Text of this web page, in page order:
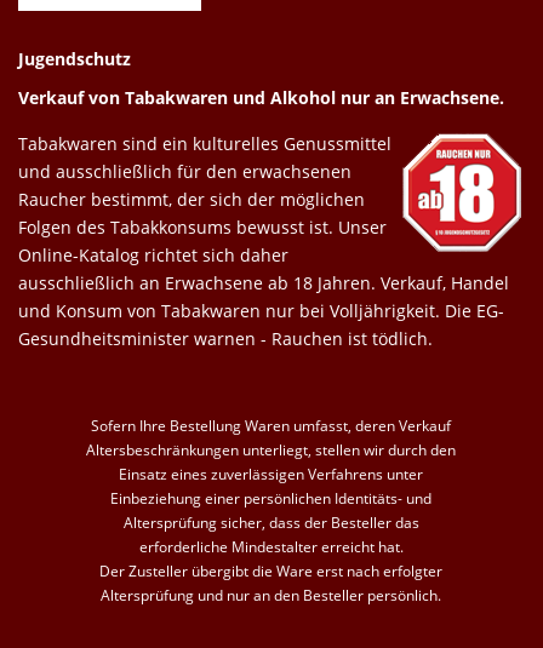
Jugendschutz
Verkauf von Tabakwaren und Alkohol nur an Erwachsene.
Tabakwaren sind ein kulturelles Genussmittel
und ausschließlich für den erwachsenen
Raucher bestimmt, der sich der möglichen
Folgen des Tabakkonsums bewusst ist. Unser
Online-Katalog richtet sich daher
ausschließlich an Erwachsene ab 18 Jahren. Verkauf, Handel
und Konsum von Tabakwaren nur bei Volljährigkeit. Die EG-
Gesundheitsminister warnen - Rauchen ist tödlich.
Sofern Ihre Bestellung Waren umfasst, deren Verkauf
Altersbeschränkungen unterliegt, stellen wir durch den
Einsatz eines zuverlässigen Verfahrens unter
Einbeziehung einer persönlichen Identitäts- und
Altersprüfung sicher, dass der Besteller das
erforderliche Mindestalter erreicht hat.
Der Zusteller übergibt die Ware erst nach erfolgter
Altersprüfung und nur an den Besteller persönlich.